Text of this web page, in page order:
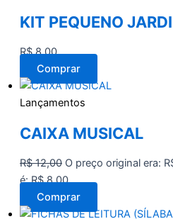
KIT PEQUENO
R$8,00
Comprar
Lançamentos
CAIXA MUSICAL
R$12,00 O preço original era:
é: R$ 8,00.
Comprar